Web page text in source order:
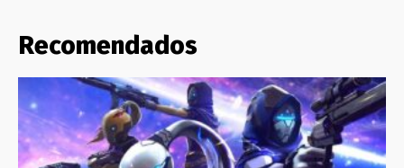
Recomendados